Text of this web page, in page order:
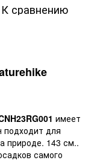
К сравнению
имеет
подходит для
природе. 143 см..
самого